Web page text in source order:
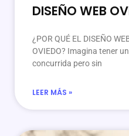
DISEÑO WEB
¿POR QUÉ EL DISEÑO
OVIEDO? Imagina tener
concurrida pero sin
LEER MÁS »